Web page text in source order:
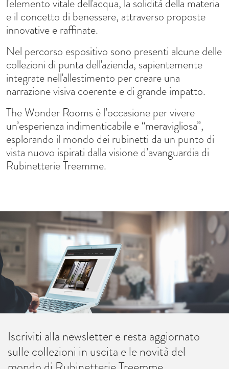
e il concetto di benessere, attraverso proposte
innovative e raffinate.
Nel percorso espositivo sono presenti alcune delle
collezioni di punta dell'azienda, sapientemente
integrate nell'allestimento per creare una
narrazione visiva coerente e di grande impatto.
The Wonder Rooms è l’occasione per vivere
un’esperienza indimenticabile e “meravigliosa”,
esplorando il mondo dei rubinetti da un punto di
vista nuovo ispirati dalla visione d’avanguardia di
Rubinetterie Treemme.
Iscriviti alla newsletter e resta aggiornato
sulle collezioni in uscita e le novità del